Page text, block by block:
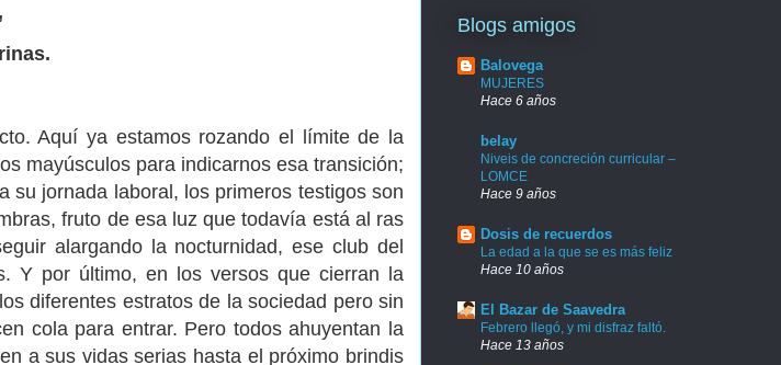
Aquí ya estamos rozando el límite de la
mayúsculos para indicarnos esa transición;
su jornada laboral, los primeros testigos son
fruto de esa luz que todavía está al ras
alargando la nocturnidad, ese club del
Y por último, en los versos que cierran la
diferentes estratos de la sociedad pero sin
cola para entrar. Pero todos ahuyentan la
a sus vidas serias hasta el próximo brindis
Blogs amigos
Balovega
MUJERES
Hace 6 años
belay
Niveis de concreción curricular –
LOMCE
Hace 9 años
Dosis de recuerdos
La edad a la que se es más feliz
Hace 10 años
El Bazar de Saavedra
Febrero llegó, y mi disfraz faltó.
Hace 13 años